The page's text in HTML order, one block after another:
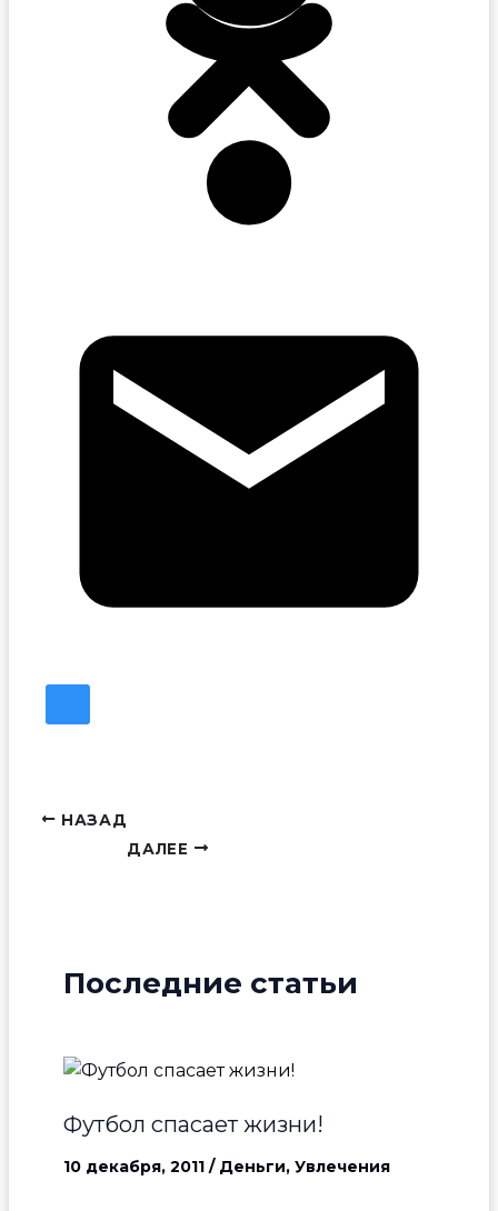
НАЗАД
ДАЛЕЕ
Последние статьи
Футбол спасает жизни!
10 декабря, 2011 / Деньги, Увлечения